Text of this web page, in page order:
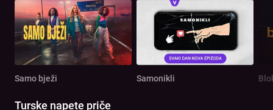
Samo bježi Samonikli
Turske napete priče